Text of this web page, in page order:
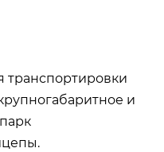
транспортировки
и